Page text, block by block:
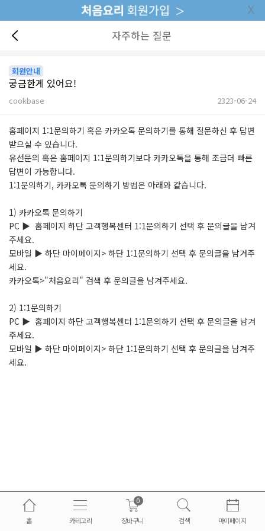
자주하는 질문
회원안내
궁금한게 있어요!
cookbase 2323-06-24
본문
홈페이지 1:1문의하기 혹은 카카오톡 문의하기를 통해 질문하신 후 답변
받으실 수 있습니다.
유선문의 혹은 홈페이지 1:1문의하기보다 카카오톡을 통해 조금더 빠른
답변이 가능합니다.
1:1문의하기, 카카오톡 문의하기 방법은 아래와 같습니다.
1) 카카오톡 문의하기
PC ▶ 홈페이지 하단 고객행복센터 1:1문의하기 선택 후 문의글을 남겨
주세요.
모바일 ▶ 하단 마이페이지> 하단 1:1문의하기 선택 후 문의글을 남겨주
세요.
카카오톡>"처음요리" 검색 후 문의글을 남겨주세요.
2) 1:1문의하기
PC ▶ 홈페이지 하단 고객행복센터 1:1문의하기 선택 후 문의글을 남겨
주세요.
모바일 ▶ 하단 마이페이지> 하단 1:1문의하기 선택 후 문의글을 남겨주
세요.
홈 카테고리 장바구니
0
검색 마이페이지